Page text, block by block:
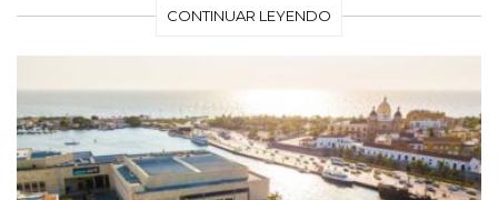
CONTINUAR LEYENDO